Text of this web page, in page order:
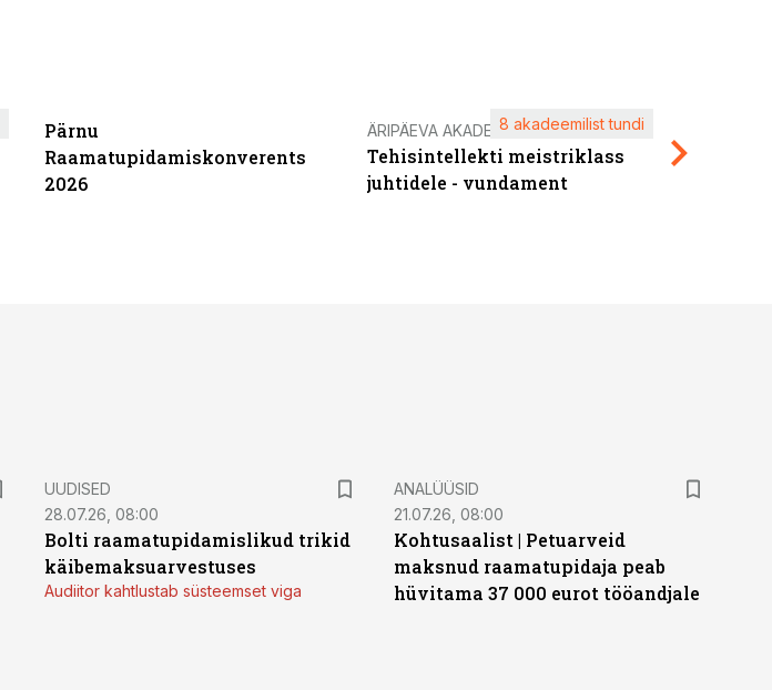
Pärnu
Raamatupidamiskonverents
2026
ÄRIPÄEVA AKADEEMIA
Tehisintellekti meistriklass
juhtidele - vundament
8 akadeemilist tundi
UUDISED
28.07.26, 08:00
Bolti raamatupidamislikud trikid
käibemaksuarvestuses
Audiitor kahtlustab süsteemset viga
ANALÜÜSID
21.07.26, 08:00
Kohtusaalist | Petuarveid
maksnud raamatupidaja peab
hüvitama 37 000 eurot tööandjale